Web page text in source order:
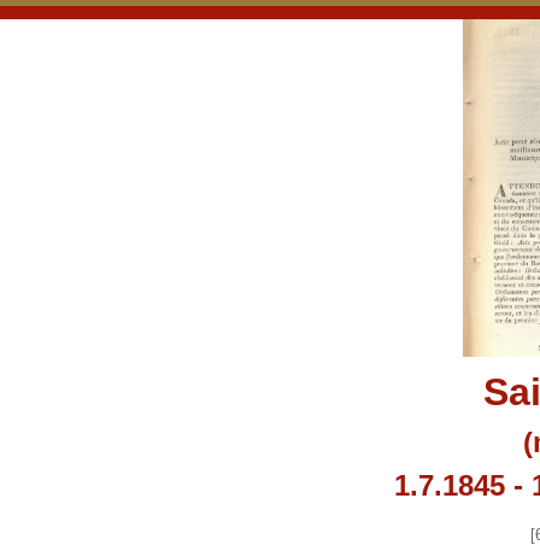
1.7.1845 -